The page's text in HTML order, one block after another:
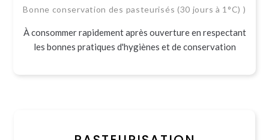
Bonne conservation des pasteurisés (30 jours à 1°C) )
À consommer rapidement après ouverture en respectant
les bonnes pratiques d'hygiènes et de conservation